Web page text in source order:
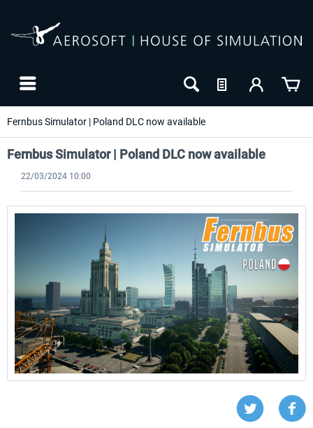
Fernbus Simulator | Poland DLC now available
Fernbus Simulator | Poland DLC now available
22/03/2024 10:00